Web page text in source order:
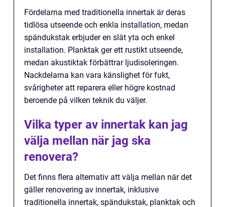
Fördelarna med traditionella innertak är deras
tidlösa utseende och enkla installation, medan
spändukstak erbjuder en slät yta och enkel
installation. Planktak ger ett rustikt utseende,
medan akustiktak förbättrar ljudisoleringen.
Nackdelarna kan vara känslighet för fukt,
svårigheter att reparera eller högre kostnad
beroende på vilken teknik du väljer.
Vilka typer av innertak kan jag
välja mellan när jag ska
renovera?
Det finns flera alternativ att välja mellan när det
gäller renovering av innertak, inklusive
traditionella innertak, spändukstak, planktak och